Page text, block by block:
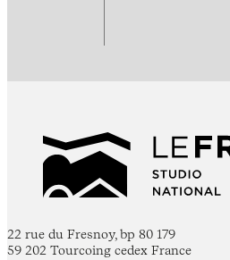
22 rue du Fresnoy, bp 80 179
59 202 Tourcoing cedex France